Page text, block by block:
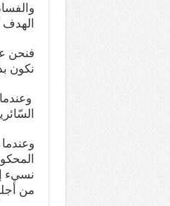
الهدف
فنحن
نكون
نسيء
من